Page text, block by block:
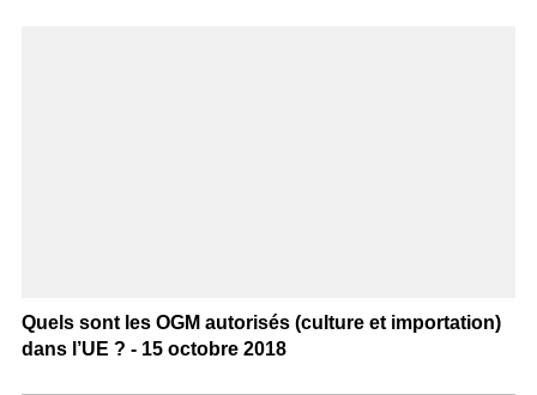
Quels sont les OGM autorisés (culture et importation)
dans l’UE ? - 15 octobre 2018